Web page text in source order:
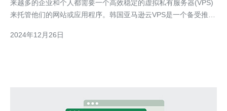
来越多的企业和个人都需要一个高效稳定的虚拟私有服务器(VPS)
来托管他们的网站或应用程序。韩国亚马逊云VPS是一个备受推崇
行。 韩国亚马逊云VPS有以下几个主要的优势： 高效性：亚马逊
2024年12月26日